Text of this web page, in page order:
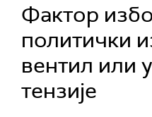
Фактор
политички
вентил или
тензије